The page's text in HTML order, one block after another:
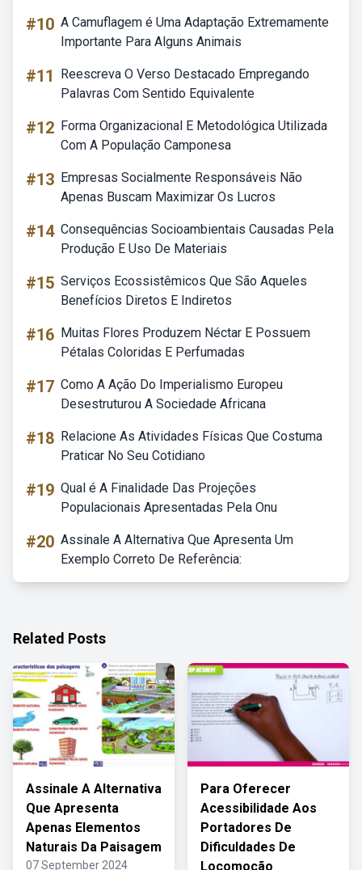
#10 A Camuflagem é Uma Adaptação Extremamente
Importante Para Alguns Animais
#11
Reescreva O Verso Destacado Empregando
Palavras Com Sentido Equivalente
#12 Forma Organizacional E Metodológica Utilizada
Com A População Camponesa
#13 Empresas Socialmente Responsáveis Não
Apenas Buscam Maximizar Os Lucros
#14 Consequências Socioambientais Causadas Pela
Produção E Uso De Materiais
#15 Serviços Ecossistêmicos Que São Aqueles
Benefícios Diretos E Indiretos
#16 Muitas Flores Produzem Néctar E Possuem
Pétalas Coloridas E Perfumadas
#17 Como A Ação Do Imperialismo Europeu
Desestruturou A Sociedade Africana
#18 Relacione As Atividades Físicas Que Costuma
Praticar No Seu Cotidiano
#19 Qual é A Finalidade Das Projeções
Populacionais Apresentadas Pela Onu
#20 Assinale A Alternativa Que Apresenta Um
Exemplo Correto De Referência:
Related Posts
Assinale A Alternativa
Que Apresenta
Apenas Elementos
Naturais Da Paisagem
07 September 2024
Para Oferecer
Acessibilidade Aos
Portadores De
Dificuldades De
Locomoção